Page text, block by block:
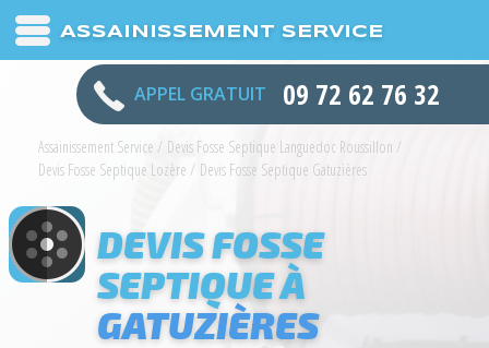
ASSAINISSEMENT SERVICE
APPEL GRATUIT 09 72 62 76 32
Assainissement Service / Devis Fosse Septique Languedoc Roussillon /
Devis Fosse Septique Lozère / Devis Fosse Septique Gatuzières
DEVIS FOSSE
SEPTIQUE À
GATUZIÈRES